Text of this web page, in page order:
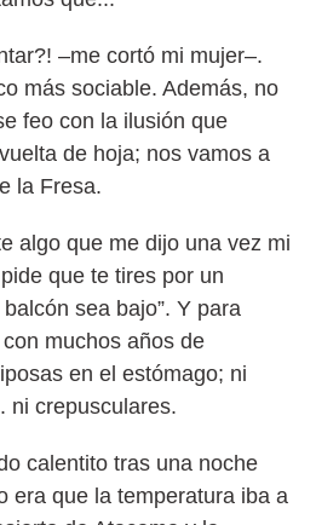
–me cortó mi mujer–.
más sociable. Además, no
feo con la ilusión que
de hoja; nos vamos a
la Fresa.
algo que me dijo una vez mi
que te tires por un
sea bajo”. Y para
muchos años de
en el estómago; ni
ni crepusculares.
calentito tras una noche
era que la temperatura iba a